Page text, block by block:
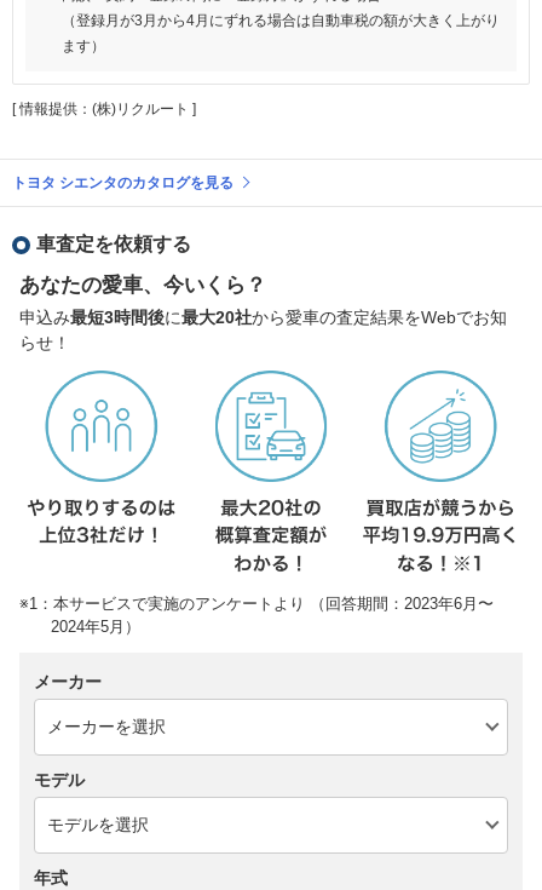
（登録月が3月から4月にずれる場合は自動車税の額が大きく上がり
ます）
[ 情報提供：(株)リクルート ]
トヨタ シエンタのカタログを見る
車査定を依頼する
あなたの愛車、今いくら？
申込み最短3時間後に最大20社から愛車の査定結果をWebでお知
らせ！
※1：本サービスで実施のアンケートより （回答期間：2023年6月〜
2024年5月）
メーカー
モデル
年式